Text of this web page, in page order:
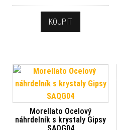
KOUPIT
Morellato Ocelový
náhrdelník s krystaly Gipsy